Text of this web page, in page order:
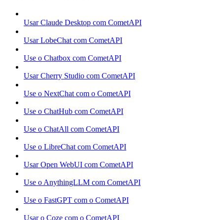
Usar Claude Desktop com CometAPI
Usar LobeChat com CometAPI
Use o Chatbox com CometAPI
Usar Cherry Studio com CometAPI
Use o NextChat com o CometAPI
Use o ChatHub com CometAPI
Use o ChatAll com CometAPI
Use o LibreChat com CometAPI
Usar Open WebUI com CometAPI
Use o AnythingLLM com CometAPI
Use o FastGPT com o CometAPI
Usar o Coze com o CometAPI